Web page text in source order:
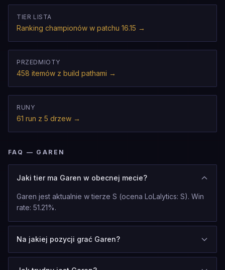
TIER LISTA
Ranking championów w patchu 16.15 →
PRZEDMIOTY
458 itemów z build pathami →
RUNY
61 run z 5 drzew →
FAQ — GAREN
Jaki tier ma Garen w obecnej mecie?
Garen jest aktualnie w tierze S (ocena LoLalytics: S). Win
rate: 51.21%.
Na jakiej pozycji grać Garen?